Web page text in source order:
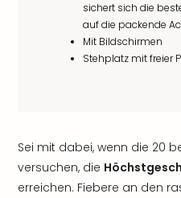
sichert sich die
auf die packende
Mit Bildschirmen
Stehplatz mit freier
Sei mit dabei, wenn die 20
versuchen, die
erreichen. Fiebere an den